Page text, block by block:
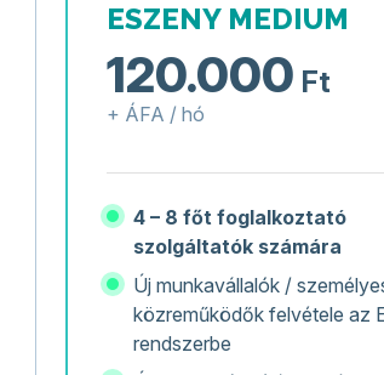
ESZENY MEDIUM
120.000 Ft
+ ÁFA / hó
4 – 8 főt foglalkoztató
szolgáltatók számára
Új munkavállalók /
közreműködők felvétele az
rendszerbe